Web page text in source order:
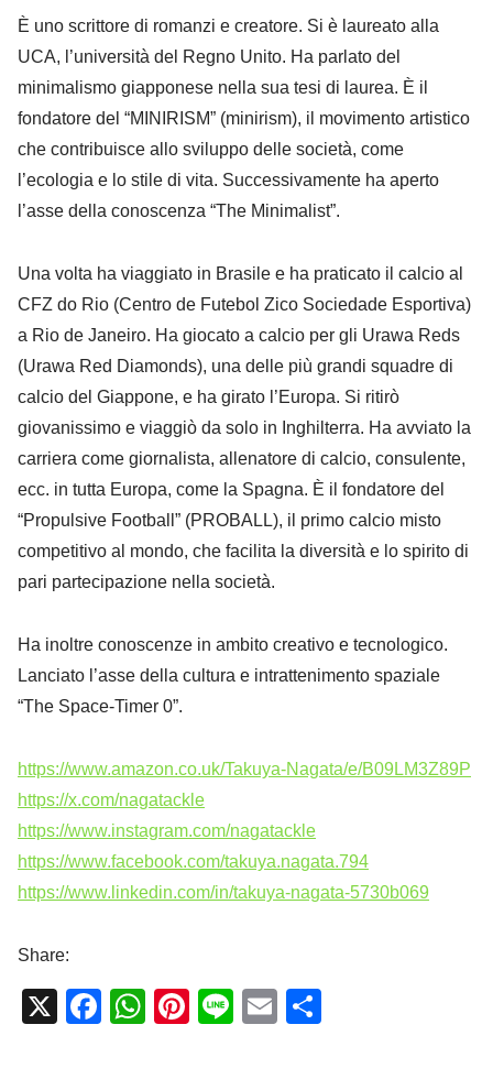
È uno scrittore di romanzi e creatore. Si è laureato alla
UCA, l’università del Regno Unito. Ha parlato del
minimalismo giapponese nella sua tesi di laurea. È il
fondatore del “MINIRISM” (minirism), il movimento artistico
che contribuisce allo sviluppo delle società, come
l’ecologia e lo stile di vita. Successivamente ha aperto
l’asse della conoscenza “The Minimalist”.
Una volta ha viaggiato in Brasile e ha praticato il calcio al
CFZ do Rio (Centro de Futebol Zico Sociedade Esportiva)
a Rio de Janeiro. Ha giocato a calcio per gli Urawa Reds
(Urawa Red Diamonds), una delle più grandi squadre di
calcio del Giappone, e ha girato l’Europa. Si ritirò
giovanissimo e viaggiò da solo in Inghilterra. Ha avviato la
carriera come giornalista, allenatore di calcio, consulente,
ecc. in tutta Europa, come la Spagna. È il fondatore del
“Propulsive Football” (PROBALL), il primo calcio misto
competitivo al mondo, che facilita la diversità e lo spirito di
pari partecipazione nella società.
Ha inoltre conoscenze in ambito creativo e tecnologico.
Lanciato l’asse della cultura e intrattenimento spaziale
“The Space-Timer 0”.
https://www.amazon.co.uk/Takuya-Nagata/e/B09LM3Z89P
https://x.com/nagatackle
https://www.instagram.com/nagatackle
https://www.facebook.com/takuya.nagata.794
https://www.linkedin.com/in/takuya-nagata-5730b069
Share:
X
F
W
Pi
Li
E